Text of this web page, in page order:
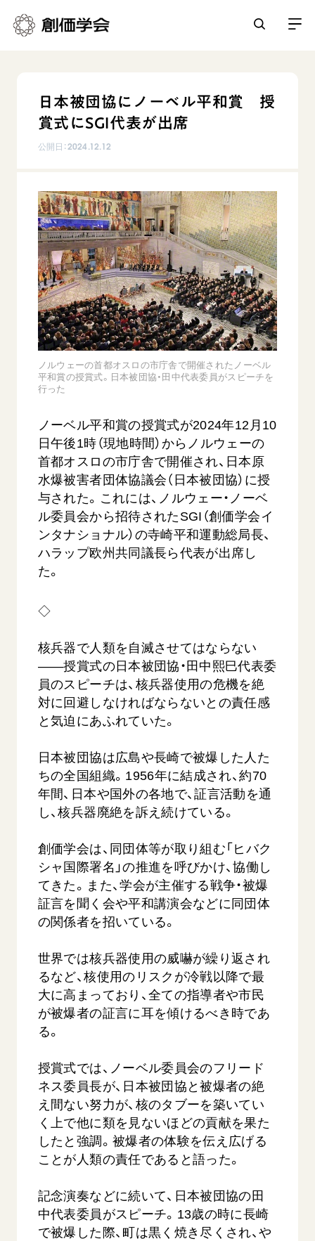
人間革命
聖典
日蓮大聖人の仏法（教学入門）
釈尊～法華経
日蓮大聖人
創価学会の三代会長
初代会長・牧口常三郎先生
第2代会長・戸田城聖先生
第3代会長・池田大作先生
日常の活動
座談会
仏法を学ぶ
仏法を語る
主な行事
年間の活動について
友人葬
彼岸
「平和の文化」を構築
核兵器の廃絶に向け連帯を拡大
「人権文化」「ジェンダー平等」を促進
「持続可能な開発目標（SDGs）」の取り組み
人道支援
音楽活動
展示活動
教育本部の活動
図書贈呈
世界の創価学会
各国ウェブサイト
世界の創価学会の歴史
基本情報
創価学会 会憲
創価学会 会則
創価学会 社会憲章
組織・機構
会長・理事長・各部長の紹介
略年表
入会について
関連団体
道府県中心会館
会員サポート
座談会御書ｅ講義
御書検索［新版］
関連リンク
創価学会総本部
聖教電子版
聖教ブックストア
soka youth media
Soka Gakkai グローバルサイト
SGIピースサイト
ご意見
SOKA PICKS すべて見る
【被爆証言】母子で受け継ぐ「ナガサキの
心」 長崎県 吉岡加…
2026.08.09
証言 長崎
日本被団協にノーベル平和賞 授
賞式にSGI代表が出席
公開日：2024.12.12
ノルウェーの首都オスロの市庁舎で開催されたノーベル
平和賞の授賞式。日本被団協・田中代表委員がスピーチを
行った
ノーベル平和賞の授賞式が2024年12月10
日午後1時（現地時間）からノルウェーの
首都オスロの市庁舎で開催され、日本原
水爆被害者団体協議会（日本被団協）に授
与された。これには、ノルウェー・ノーベ
ル委員会から招待されたSGI（創価学会イ
ンタナショナル）の寺崎平和運動総局長、
ハラップ欧州共同議長ら代表が出席し
た。
◇
核兵器で人類を自滅させてはならない
――授賞式の日本被団協・田中熙巳代表委
員のスピーチは、核兵器使用の危機を絶
対に回避しなければならないとの責任感
と気迫にあふれていた。
日本被団協は広島や長崎で被爆した人た
ちの全国組織。1956年に結成され、約70
年間、日本や国外の各地で、証言活動を通
し、核兵器廃絶を訴え続けている。
創価学会は、同団体等が取り組む「ヒバク
シャ国際署名」の推進を呼びかけ、協働し
てきた。また、学会が主催する戦争・被爆
証言を聞く会や平和講演会などに同団体
の関係者を招いている。
世界では核兵器使用の威嚇が繰り返され
るなど、核使用のリスクが冷戦以降で最
大に高まっており、全ての指導者や市民
が被爆者の証言に耳を傾けるべき時であ
る。
授賞式では、ノーベル委員会のフリード
ネス委員長が、日本被団協と被爆者の絶
え間ない努力が、核のタブーを築いてい
く上で他に類を見ないほどの貢献を果た
したと強調。被爆者の体験を伝え広げる
ことが人類の責任であると語った。
記念演奏などに続いて、日本被団協の田
中代表委員がスピーチ。13歳の時に長崎
で被爆した際、町は黒く焼き尽くされ、や